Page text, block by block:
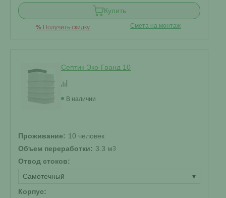
Купить
% Получить скидку Смета на монтаж
Септик Эко-Гранд 10
В наличии
Проживание: 10 человек
Объем переработки: 3.3 м3
Отвод стоков:
Самотечный
▾
Корпус: